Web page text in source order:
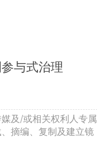
与式治理
及/或相关权利人专属
摘编、复制及建立镜